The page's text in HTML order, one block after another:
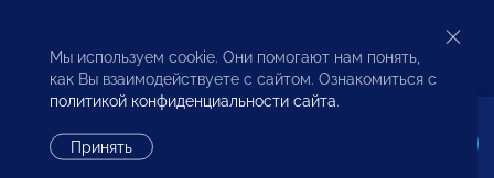
Бюро по защите прав предпринимателей и
инвесторов
Мы используем cookie. Они помогают нам понять,
как Вы взаимодействуете с сайтом. Ознакомиться с
политикой конфиденциальности сайта.
Принять